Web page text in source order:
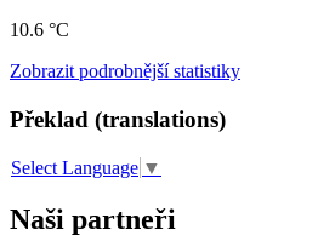
10.6 °C
Zobrazit podrobnější statistiky
Překlad (translations)
Select Language ▼
Naši partneři